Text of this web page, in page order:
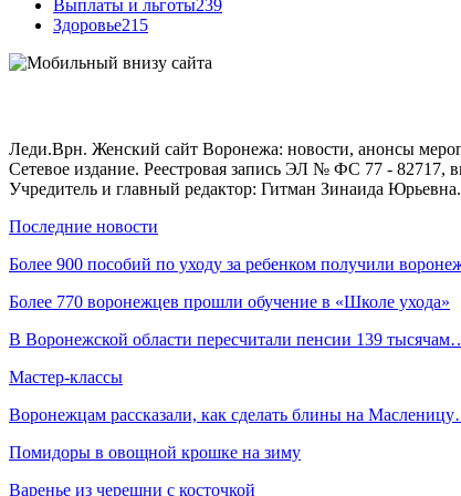
Выплаты и льготы239
Здоровье215
Леди.Врн. Женский сайт Воронежа: новости, анонсы
Сетевое издание. Реестровая запись ЭЛ № ФС 77 - 82717,
Учредитель и главный редактор: Гитман Зинаида
Последние новости
Более 900 пособий по уходу за ребенком получили
Более 770 воронежцев прошли обучение в «Школе ухода»
В Воронежской области пересчитали пенсии 139
Мастер-классы
Воронежцам рассказали, как сделать блины на
Помидоры в овощной крошке на зиму
Варенье из черешни с косточкой